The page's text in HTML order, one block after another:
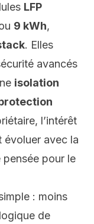
LFP
9 kWh,
. Elles
avancés
isolation
l’intérêt
évoluer avec la
pour le
: moins
de